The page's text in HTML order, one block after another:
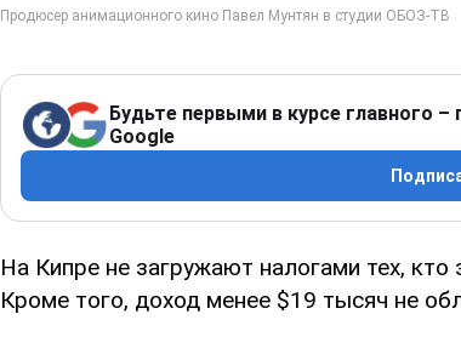
Будьте первыми в курсе главного
Google
На Кипре не загружают налогами тех,
Кроме того, доход менее $19 тысяч не